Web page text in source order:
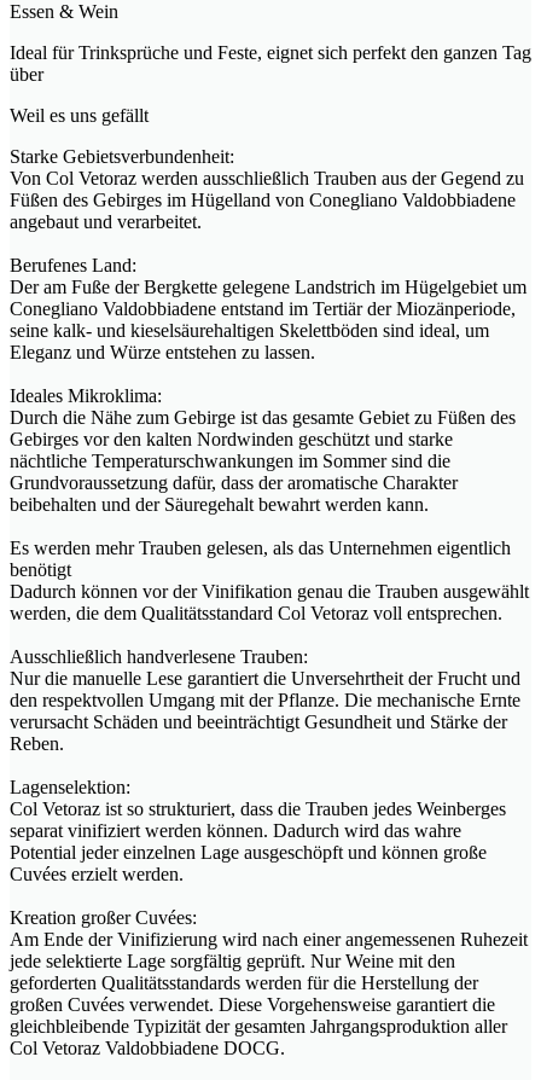
Essen & Wein
Ideal für Trinksprüche und Feste, eignet sich perfekt den ganzen Tag
über
Weil es uns gefällt
Starke Gebietsverbundenheit:
Von Col Vetoraz werden ausschließlich Trauben aus der Gegend zu
Füßen des Gebirges im Hügelland von Conegliano Valdobbiadene
angebaut und verarbeitet.
Berufenes Land:
Der am Fuße der Bergkette gelegene Landstrich im Hügelgebiet um
Conegliano Valdobbiadene entstand im Tertiär der Miozänperiode,
seine kalk- und kieselsäurehaltigen Skelettböden sind ideal, um
Eleganz und Würze entstehen zu lassen.
Ideales Mikroklima:
Durch die Nähe zum Gebirge ist das gesamte Gebiet zu Füßen des
Gebirges vor den kalten Nordwinden geschützt und starke
nächtliche Temperaturschwankungen im Sommer sind die
Grundvoraussetzung dafür, dass der aromatische Charakter
beibehalten und der Säuregehalt bewahrt werden kann.
Es werden mehr Trauben gelesen, als das Unternehmen eigentlich
benötigt
Dadurch können vor der Vinifikation genau die Trauben ausgewählt
werden, die dem Qualitätsstandard Col Vetoraz voll entsprechen.
Ausschließlich handverlesene Trauben:
Nur die manuelle Lese garantiert die Unversehrtheit der Frucht und
den respektvollen Umgang mit der Pflanze. Die mechanische Ernte
verursacht Schäden und beeinträchtigt Gesundheit und Stärke der
Reben.
Lagenselektion:
Col Vetoraz ist so strukturiert, dass die Trauben jedes Weinberges
separat vinifiziert werden können. Dadurch wird das wahre
Potential jeder einzelnen Lage ausgeschöpft und können große
Cuvées erzielt werden.
Kreation großer Cuvées:
Am Ende der Vinifizierung wird nach einer angemessenen Ruhezeit
jede selektierte Lage sorgfältig geprüft. Nur Weine mit den
geforderten Qualitätsstandards werden für die Herstellung der
großen Cuvées verwendet. Diese Vorgehensweise garantiert die
gleichbleibende Typizität der gesamten Jahrgangsproduktion aller
Col Vetoraz Valdobbiadene DOCG.